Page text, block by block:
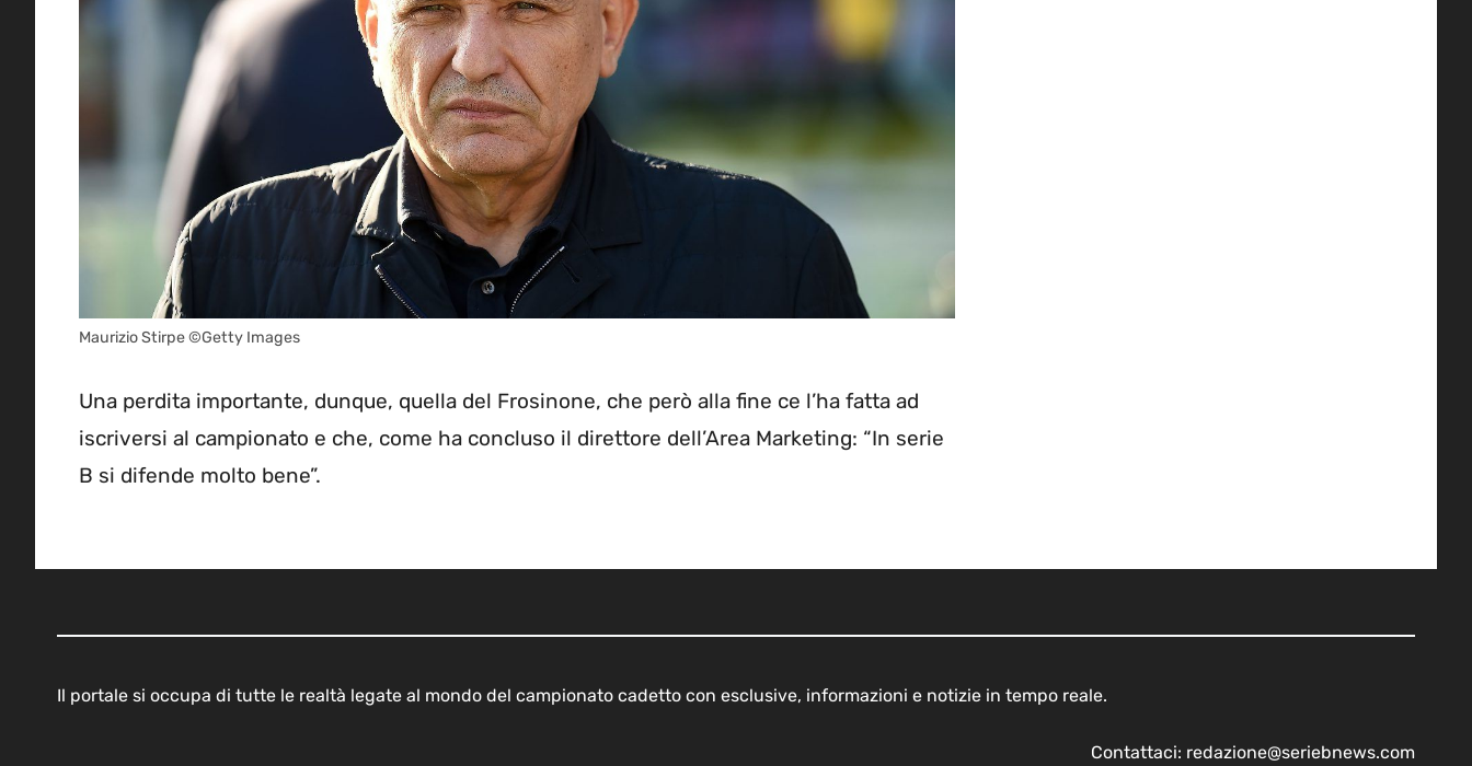
Maurizio Stirpe ©Getty Images
Una perdita importante, dunque, quella del Frosinone, che però alla fine ce l’ha fatta ad
iscriversi al campionato e che, come ha concluso il direttore dell’Area Marketing: “In serie
B si difende molto bene”.
Il portale si occupa di tutte le realtà legate al mondo del campionato cadetto con esclusive, informazioni e notizie in tempo reale.
Contattaci: redazione@seriebnews.com